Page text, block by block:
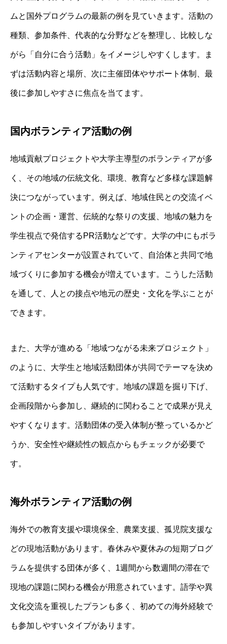
ムと国外プログラムの最新の例を見ていきます。活動の
種類、参加条件、代表的な分野などを整理し、比較しな
がら「自分に合う活動」をイメージしやすくします。ま
ずは活動内容と場所、次に主催団体やサポート体制、最
後に参加しやすさに焦点を当てます。
国内ボランティア活動の例
地域貢献プロジェクトや大学主導型のボランティアが多
く、その地域の伝統文化、環境、教育など多様な課題解
決につながっています。例えば、地域住民との交流イベ
ントの企画・運営、伝統的な祭りの支援、地域の魅力を
学生視点で発信するPR活動などです。大学の中にもボラ
ンティアセンターが設置されていて、自治体と共同で地
域づくりに参加する機会が増えています。こうした活動
を通して、人との接点や地元の歴史・文化を学ぶことが
できます。
また、大学が進める「地域つながる未来プロジェクト」
のように、大学生と地域活動団体が共同でテーマを決め
て活動するタイプも人気です。地域の課題を掘り下げ、
企画段階から参加し、継続的に関わることで成果が見え
やすくなります。活動団体の受入体制が整っているかど
うか、安全性や継続性の観点からもチェックが必要で
す。
海外ボランティア活動の例
海外での教育支援や環境保全、農業支援、孤児院支援な
どの現地活動があります。春休みや夏休みの短期プログ
ラムを提供する団体が多く、1週間から数週間の滞在で
現地の課題に関わる機会が用意されています。語学や異
文化交流を重視したプランも多く、初めての海外経験で
も参加しやすいタイプがあります。